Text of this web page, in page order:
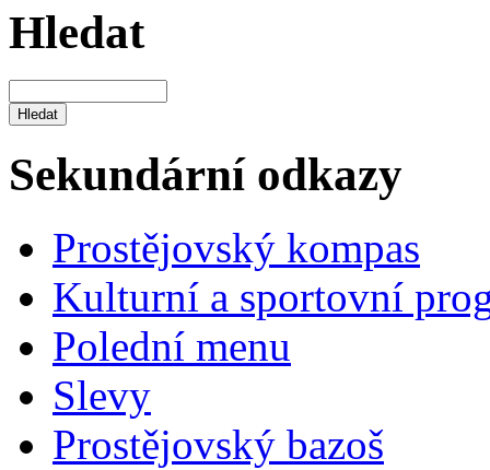
Hledat
Sekundární odkazy
Prostějovský kompas
Kulturní a sportovní
Polední menu
Slevy
Prostějovský bazoš